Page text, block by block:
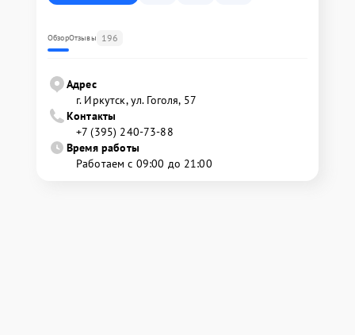
ОбзорОтзывы 196
Адрес
г. Иркутск, ул. ​Гоголя, 57
Контакты
+7 (395) 240-73-88
Время работы
Работаем с 09:00 до 21:00